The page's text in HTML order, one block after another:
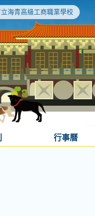
海青高級工商職業學校
行事曆